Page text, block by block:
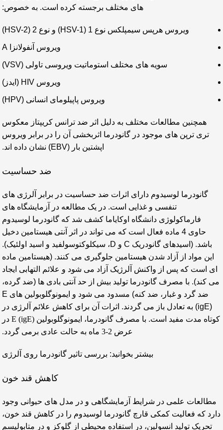
های مختلف برجسته کرده است. به خصوص:
ویروس هرپس سیمپلکس نوع 1 (HSV-1) و نوع 2 (HSV-2)
ویروس آنفولانزا A
سویه های مختلف استوماتیت ویروسی تاولی (VSV)
ویروس HIV (ایدز)
ویروس پاپیلومای انسانی (HPV)
همچنین مطالعات مختلف به دلیل اثر ضد ترانس کریپتاز معکوس
تری ترپن های موجود در گانودرما اثربخشی آن را در برابر ویروس
اپشتین بار (EBV) نشان داده اند.
ضد حساسیت
گانودرما لوسیدوم دارای اثرات ضد حساسیت در برابر آلرژی های
تنفسی و غذایی است. در یک مطالعه در آزمایشگاه های
فارماکولوژی دانشگاه اوکایاما کشف شد که گانودرما لوسیدوم
حاوی 4 ماده فعال است که می تواند در اثر آنتی هیستامین دخیل
باشد. (اسیدهای گانودریک C و D، سیکلوکتوسولفید و اسید اولئیک).
این مواد از آزاد شدن هیستامین جلوگیری می کنند. (هیستامین ماده
ای است که پس از واکنش آلرژیک آزاد می شود و علائم التهابی ایجاد
می کند). با مصرف گانودرما تولید بیش از حد آنتی بادی ها (ضد گرده،
ضد گرد و غبار، ضد کنه) مسدود می شود و ایمونوگلوبولین های E
(igE) به تعادل باز می گردند. اثرات آن برای کاهش علائم آلرژی در
کوتاه مدت مفید است.
با مصرف گانودرما، ایمونوگلوبولین E (igE) در
عرض 2-3 ماه به حالت عادی برمی گردد.
بیشتر بخوانید: بررسی تاثیر گانودرما روی آلرژی
کاهش قند خون
مطالعات علمی در شرایط آزمایشگاهی و در مدل های حیوانی وجود
دارد که فعالیت کمکی قارچ گانودرما لوسیدوم را در کاهش قند خون،
تحریک تولید انسولین، در استفاده محیطی از گلوکز و در متابولیسم